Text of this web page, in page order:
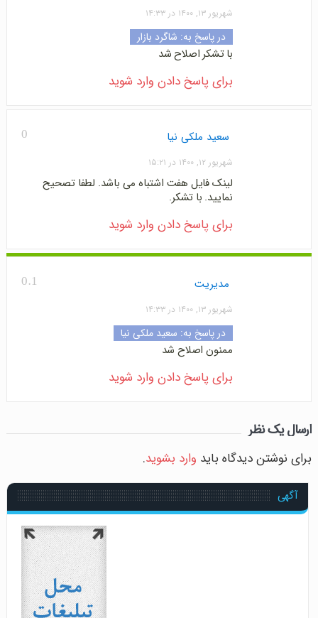
شهریور ۱۳, ۱۴۰۰ در ۱۴:۳۳
در پاسخ به: شاگرد بازار
با تشکر اصلاح شد
برای پاسخ دادن وارد شوید
0 سعید ملکی نیا
شهریور ۱۲, ۱۴۰۰ در ۱۵:۲۱
لینک فایل هفت اشتباه می باشد. لطفا تصحیح
نمایید. با تشکر.
برای پاسخ دادن وارد شوید
0.1 مدیریت
شهریور ۱۳, ۱۴۰۰ در ۱۴:۳۳
در پاسخ به: سعید ملکی نیا
ممنون اصلاح شد
برای پاسخ دادن وارد شوید
ارسال یک نظر
برای نوشتن دیدگاه باید وارد بشوید.
آگهی